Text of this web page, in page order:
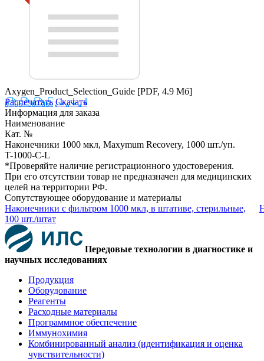
Axygen_Product_Selection_Guide [PDF, 4.9 Мб]
Распечатать Скачать
Информация для заказа
Наименование
Кат. №
Наконечники 1000 мкл, Maxymum Recovery, 1000 шт./уп.
T-1000-C-L
*Проверяйте наличие регистрационного удостоверения.
При его отсутствии товар не предназначен для медицинских
целей на территории РФ.
Сопутствующее оборудование и материалы
Наконечники с фильтром 1000 мкл, в штативе, стерильные,
100 шт./штат
Передовые технологии в диагностике и
научных исследованиях
Продукция
Оборудование
Реагенты
Расходные материалы
Программное обеспечение
Иммунохимия
Комбинированный анализ (идентификация и оценка
чувствительности)